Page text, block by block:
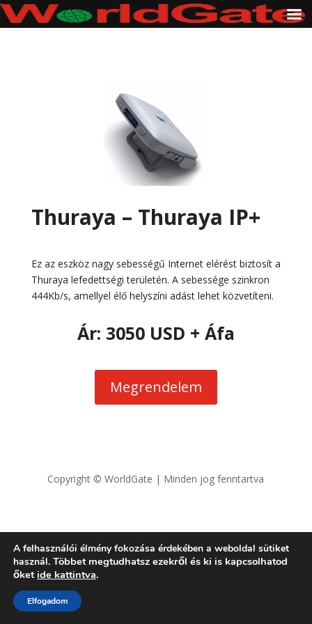
Thuraya – Thuraya IP+
Ez az eszköz nagy sebességű Internet elérést biztosít a
Thuraya lefedettségi területén. A sebessége szinkron
444Kb/s, amellyel élő helyszíni adást lehet közvetíteni.
Ár: 3050 USD + Áfa
Megrendelem
Copyright © WorldGate | Minden jog fenntartva
A felhasználói élmény fokozása érdekében a weboldal sütiket
használ. Többet megtudhatsz ezekről és ki is kapcsolhatod
őketide kattintva.
Elfogadom